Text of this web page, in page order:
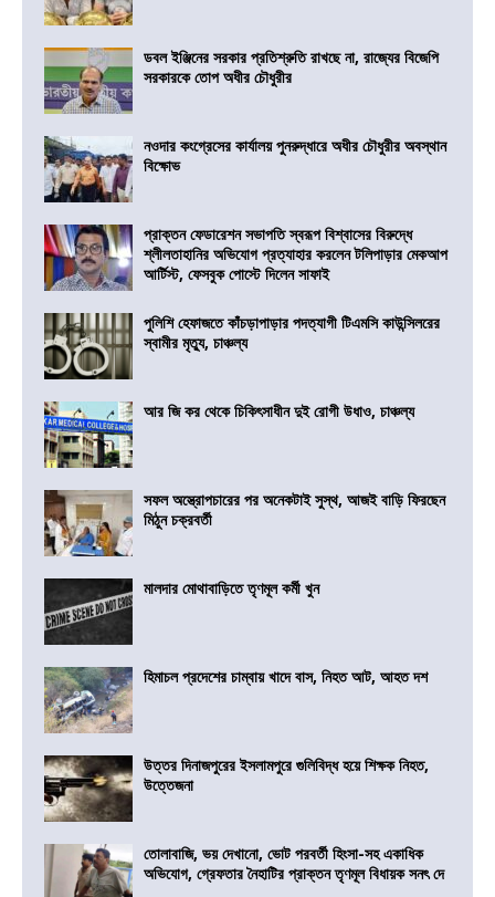
ডবল ইঞ্জিনের সরকার প্রতিশ্রুতি রাখছে না, রাজ্যের বিজেপি
সরকারকে তোপ অধীর চৌধুরীর
নওদার কংগ্রেসের কার্যালয় পুনরুদ্ধারে অধীর চৌধুরীর অবস্থান
বিক্ষোভ
প্রাক্তন ফেডারেশন সভাপতি স্বরূপ বিশ্বাসের বিরুদ্ধে
শ্লীলতাহানির অভিযোগ প্রত্যাহার করলেন টলিপাড়ার মেকআপ
আর্টিস্ট, ফেসবুক পোস্টে দিলেন সাফাই
পুলিশি হেফাজতে কাঁচড়াপাড়ার পদত্যাগী টিএমসি কাউন্সিলরের
স্বামীর মৃত্যু, চাঞ্চল্য
আর জি কর থেকে চিকিৎসাধীন দুই রোগী উধাও, চাঞ্চল্য
সফল অস্ত্রোপচারের পর অনেকটাই সুস্থ, আজই বাড়ি ফিরছেন
মিঠুন চক্রবর্তী
মালদার মোথাবাড়িতে তৃণমূল কর্মী খুন
হিমাচল প্রদেশের চাম্বায় খাদে বাস, নিহত আট, আহত দশ
উত্তর দিনাজপুরের ইসলামপুরে গুলিবিদ্ধ হয়ে শিক্ষক নিহত,
উত্তেজনা
তোলাবাজি, ভয় দেখানো, ভোট পরবর্তী হিংসা-সহ একাধিক
অভিযোগ, গ্রেফতার নৈহাটির প্রাক্তন তৃণমূল বিধায়ক সনৎ দে